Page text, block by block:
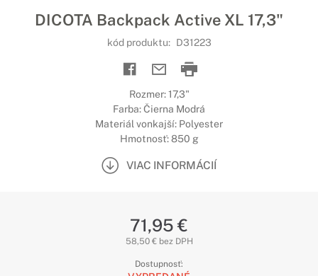
DICOTA Backpack Active XL 17,3"
kód produktu: D31223
Rozmer: 17,3"
Farba: Čierna Modrá
Materiál vonkajší: Polyester
Hmotnosť: 850 g
VIAC INFORMÁCIÍ
71,95 €
58,50 € bez DPH
Dostupnosť: